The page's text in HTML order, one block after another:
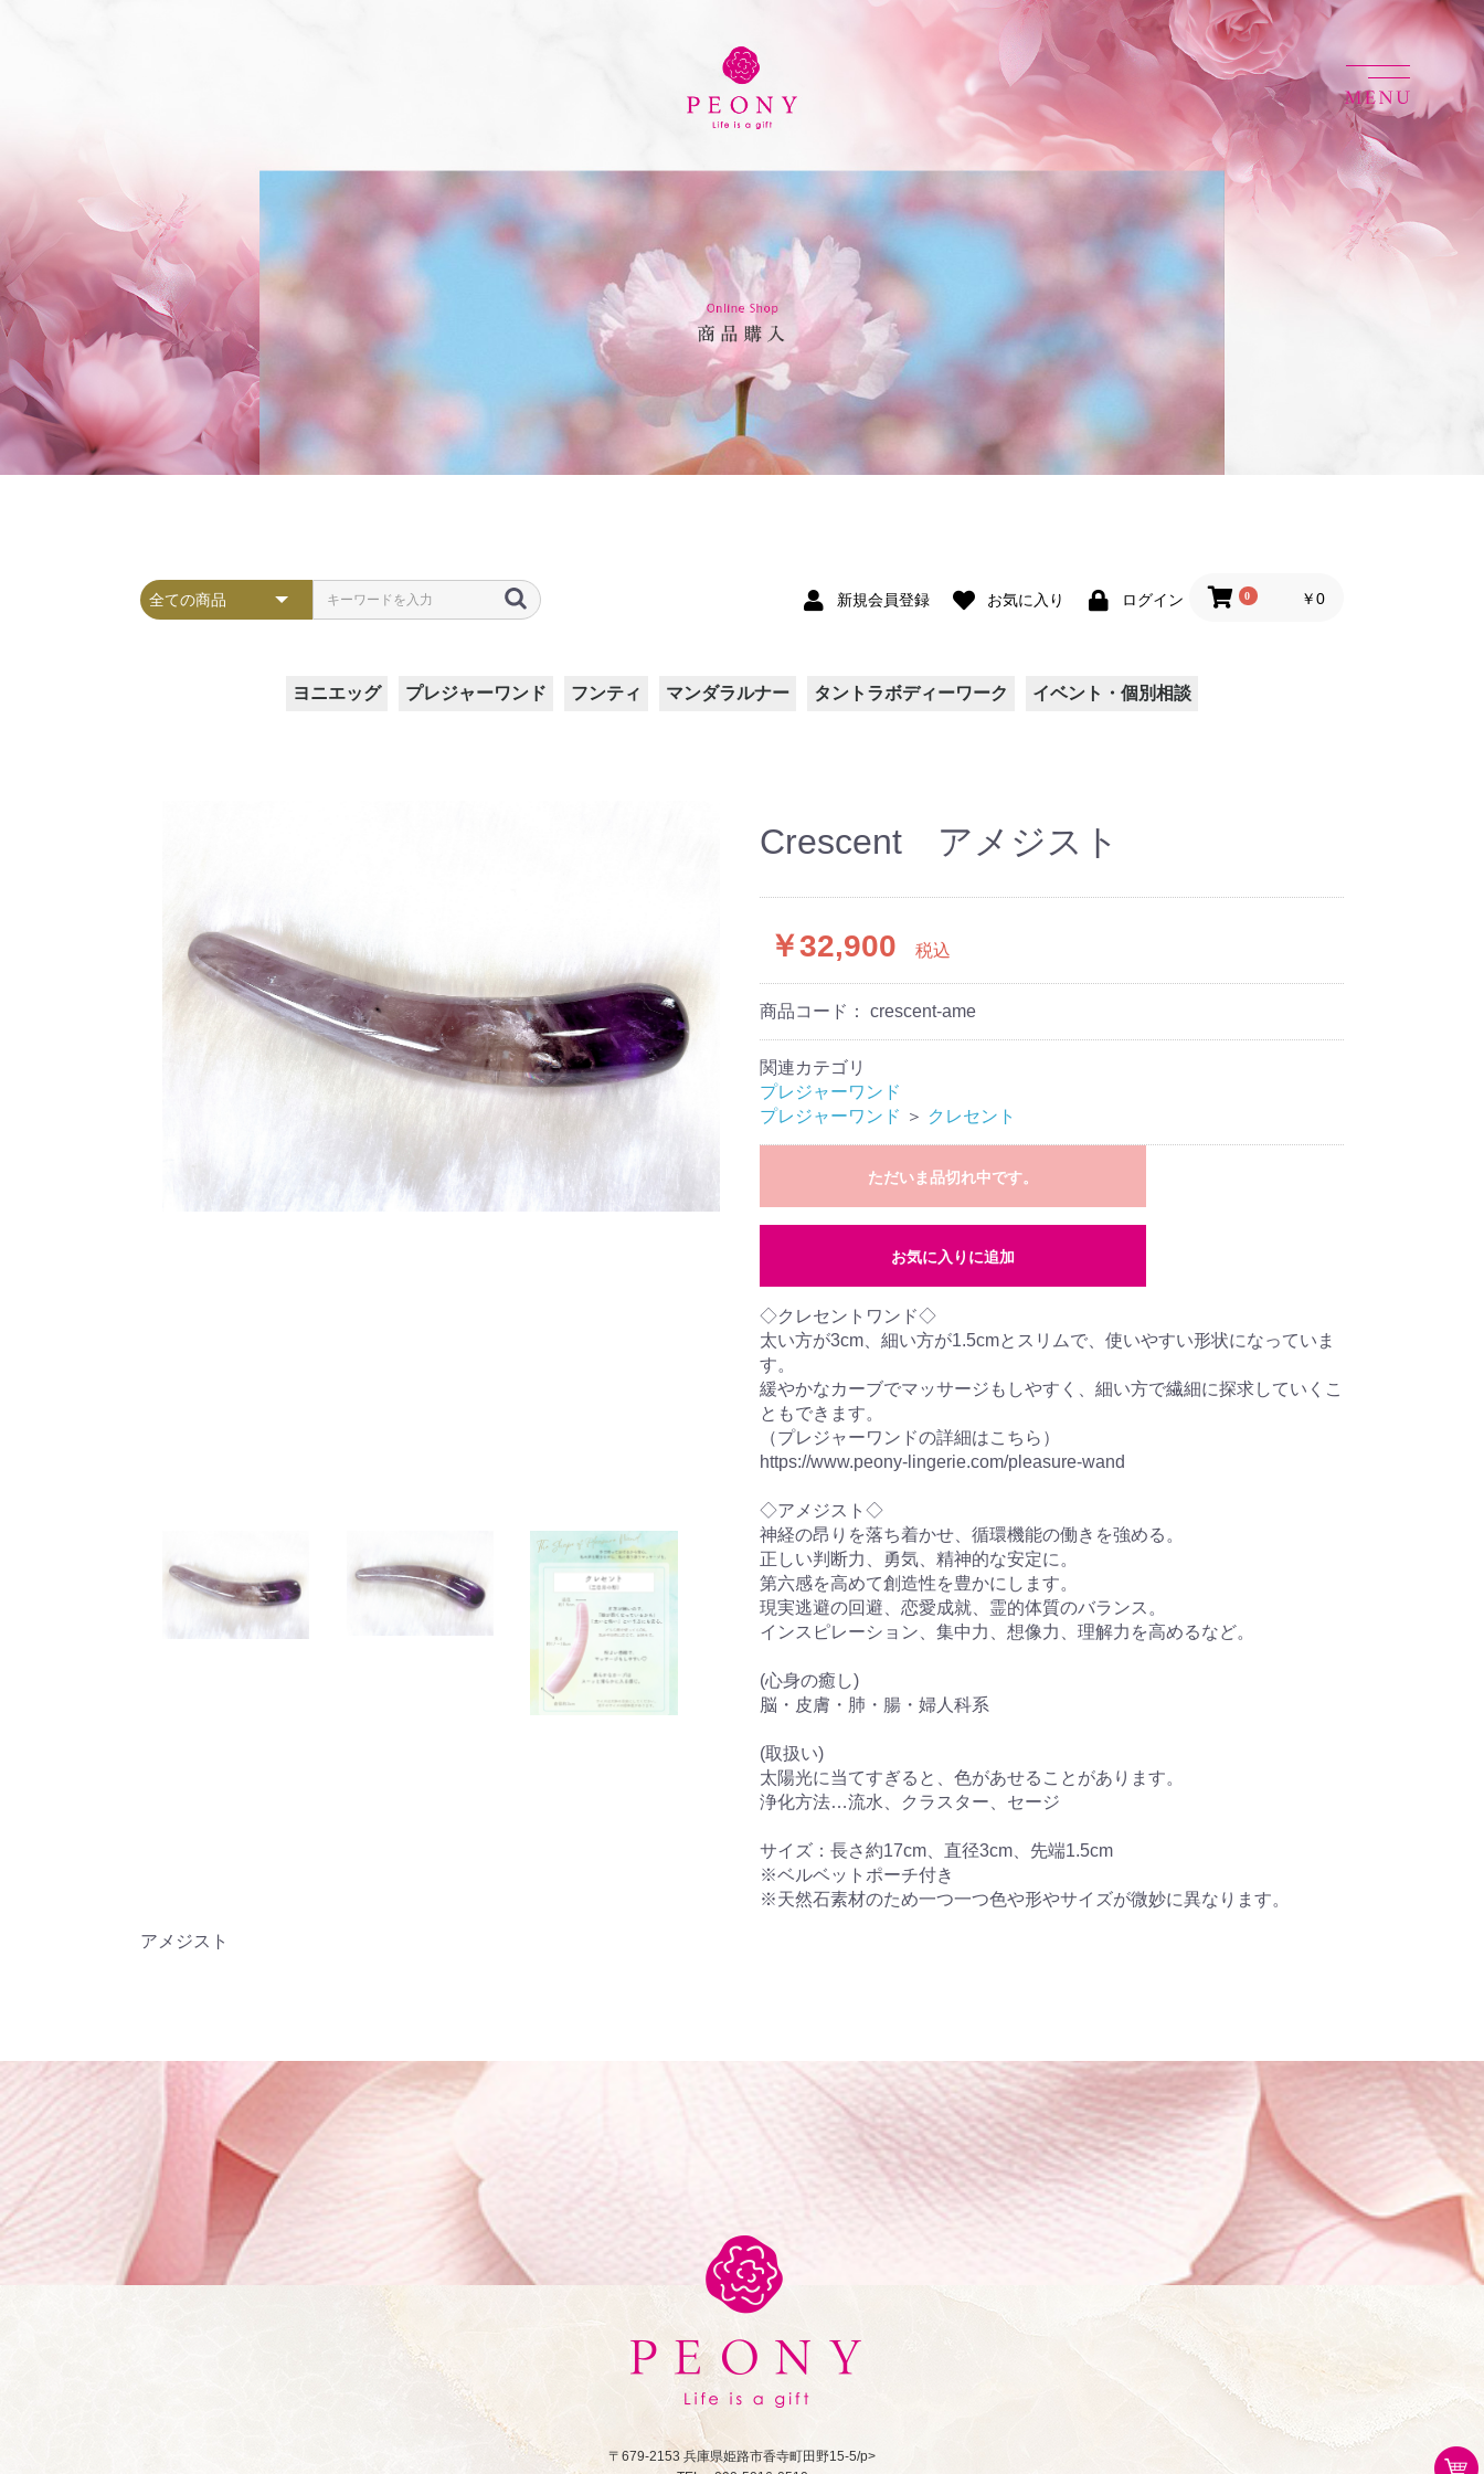
新規会員登録 お気に入り ログイン 0 ￥0
ヨニエッグ プレジャーワンド フンティ マンダラルナー タントラボディーワーク イベント・個別相談
Crescent アメジスト
￥32,900 税込
商品コード： crescent-ame
関連カテゴリ
プレジャーワンド
プレジャーワンド ＞ クレセント
ただいま品切れ中です。
お気に入りに追加
◇クレセントワンド◇
太い方が3cm、細い方が1.5cmとスリムで、使いやすい形状になっていま
す。
緩やかなカーブでマッサージもしやすく、細い方で繊細に探求していくこ
ともできます。
（プレジャーワンドの詳細はこちら）
https://www.peony-lingerie.com/pleasure-wand
◇アメジスト◇
神経の昂りを落ち着かせ、循環機能の働きを強める。
正しい判断力、勇気、精神的な安定に。
第六感を高めて創造性を豊かにします。
現実逃避の回避、恋愛成就、霊的体質のバランス。
インスピレーション、集中力、想像力、理解力を高めるなど。
(心身の癒し)
脳・皮膚・肺・腸・婦人科系
(取扱い)
太陽光に当てすぎると、色があせることがあります。
浄化方法…流水、クラスター、セージ
サイズ：長さ約17cm、直径3cm、先端1.5cm
※ベルベットポーチ付き
※天然石素材のため一つ一つ色や形やサイズが微妙に異なります。
アメジスト
〒679-2153 兵庫県姫路市香寺町田野15-5/p>